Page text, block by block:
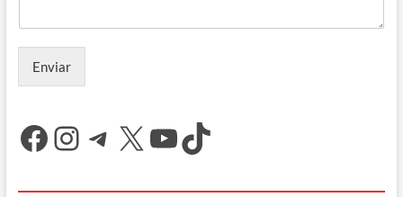
Enviar
Facebook
Instagram
Telegram
X YouTube
TikTok